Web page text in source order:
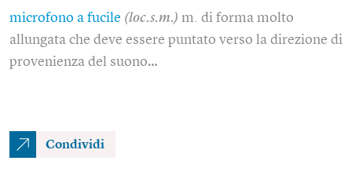
microfono a fucile (loc.s.m.) m. di forma molto
allungata che deve essere puntato verso la direzione di
provenienza del suono…
Condividi